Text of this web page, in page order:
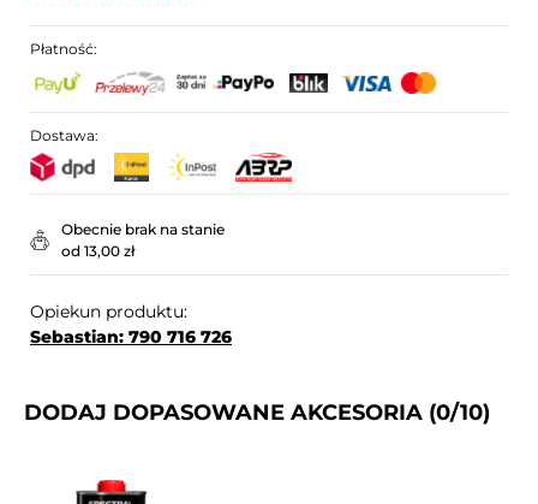
Płatność:
Dostawa:
Obecnie brak na stanie
od 13,00 zł
Opiekun produktu:
Sebastian: 790 716 726
DODAJ DOPASOWANE AKCESORIA (0/10)